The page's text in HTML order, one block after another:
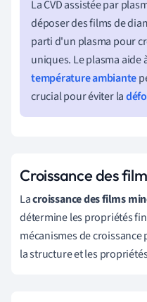
La CVD assistée par
déposer des films de
parti d'un plasma pour
uniques. Le plasma aide
température ambiante
crucial pour éviter la
Croissance des
Lacroissance des films
détermine les propriétés
mécanismes de
la structure et les